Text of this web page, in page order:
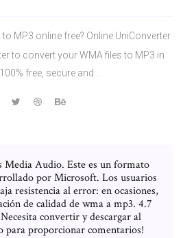
MP3 online free? Online UniConverter
to convert your WMA files to MP3 in
free, secure and ...
Audio. Este es un formato
por Microsoft. Los usuarios
resistencia al error: en ocasiones,
de calidad de wma a mp3. 4.7
convertir y descargar al
para proporcionar comentarios!